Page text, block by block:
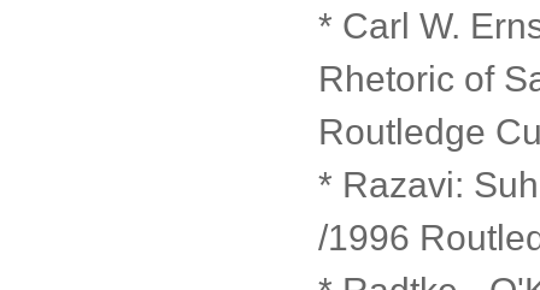
* Carl W.
Rhetoric of
Routledge
* Razavi:
/1996